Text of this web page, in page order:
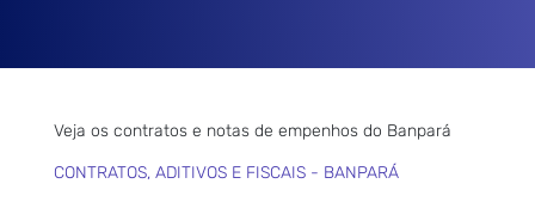
Veja os contratos e notas de empenhos do Banpará
CONTRATOS, ADITIVOS E FISCAIS - BANPARÁ